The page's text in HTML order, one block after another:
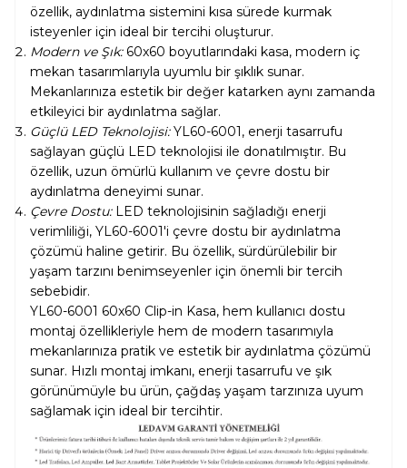
özellik, aydınlatma sistemini kısa sürede kurmak
isteyenler için ideal bir tercihi oluşturur.
Modern ve Şık:60x60 boyutlarındaki kasa, modern iç
mekan tasarımlarıyla uyumlu bir şıklık sunar.
Mekanlarınıza estetik bir değer katarken aynı zamanda
etkileyici bir aydınlatma sağlar.
Güçlü LED Teknolojisi:YL60-6001, enerji tasarrufu
sağlayan güçlü LED teknolojisi ile donatılmıştır. Bu
özellik, uzun ömürlü kullanım ve çevre dostu bir
aydınlatma deneyimi sunar.
Çevre Dostu:LED teknolojisinin sağladığı enerji
verimliliği, YL60-6001'i çevre dostu bir aydınlatma
çözümü haline getirir. Bu özellik, sürdürülebilir bir
yaşam tarzını benimseyenler için önemli bir tercih
sebebidir.
YL60-6001 60x60 Clip-in Kasa, hem kullanıcı dostu
montaj özellikleriyle hem de modern tasarımıyla
mekanlarınıza pratik ve estetik bir aydınlatma çözümü
sunar. Hızlı montaj imkanı, enerji tasarrufu ve şık
görünümüyle bu ürün, çağdaş yaşam tarzınıza uyum
sağlamak için ideal bir tercihtir.